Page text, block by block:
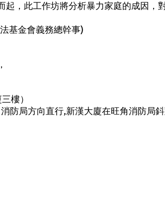
起，此工作坊將分析暴力家庭的成因，
基金會義務總幹事)
樓）
防局方向直行,新漢大廈在旺角消防局